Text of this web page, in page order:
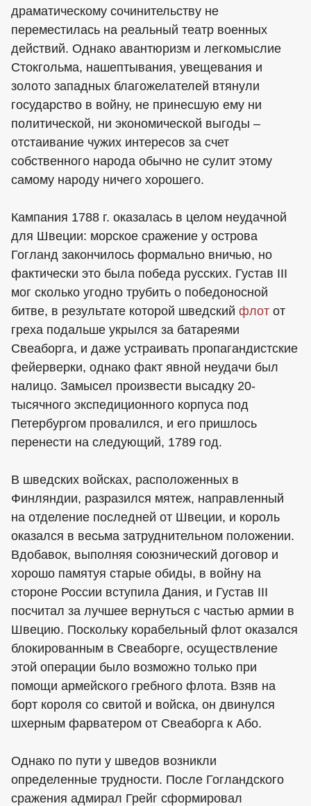
драматическому сочинительству не
переместилась на реальный театр военных
действий. Однако авантюризм и легкомыслие
Стокгольма, нашептывания, увещевания и
золото западных благожелателей втянули
государство в войну, не принесшую ему ни
политической, ни экономической выгоды –
отстаивание чужих интересов за счет
собственного народа обычно не сулит этому
самому народу ничего хорошего.
Кампания 1788 г. оказалась в целом неудачной
для Швеции: морское сражение у острова
Гогланд закончилось формально вничью, но
фактически это была победа русских. Густав III
мог сколько угодно трубить о победоносной
битве, в результате которой шведский флот от
греха подальше укрылся за батареями
Свеаборга, и даже устраивать пропагандистские
фейерверки, однако факт явной неудачи был
налицо. Замысел произвести высадку 20-
тысячного экспедиционного корпуса под
Петербургом провалился, и его пришлось
перенести на следующий, 1789 год.
В шведских войсках, расположенных в
Финляндии, разразился мятеж, направленный
на отделение последней от Швеции, и король
оказался в весьма затруднительном положении.
Вдобавок, выполняя союзнический договор и
хорошо памятуя старые обиды, в войну на
стороне России вступила Дания, и Густав III
посчитал за лучшее вернуться с частью армии в
Швецию. Поскольку корабельный флот оказался
блокированным в Свеаборге, осуществление
этой операции было возможно только при
помощи армейского гребного флота. Взяв на
борт короля со свитой и войска, он двинулся
шхерным фарватером от Свеаборга к Або.
Однако по пути у шведов возникли
определенные трудности. После Гогландского
сражения адмирал Грейг сформировал